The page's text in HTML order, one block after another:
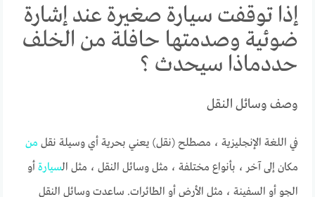
إذا توقفت سيارة صغيرة عند إشارة
ضوئية وصدمتها حافلة من الخلف
حددماذا سيحدث ؟
وصف وسائل النقل
في اللغة الإنجليزية ، مصطلح (نقل) يعني بحرية أي وسيلة نقل من
مكان إلى آخر ، بأنواع مختلفة ، مثل وسائل النقل ، مثل السيارة أو
الجو أو السفينة ، مثل الأرض أو الطائرات. ساعدت وسائل النقل